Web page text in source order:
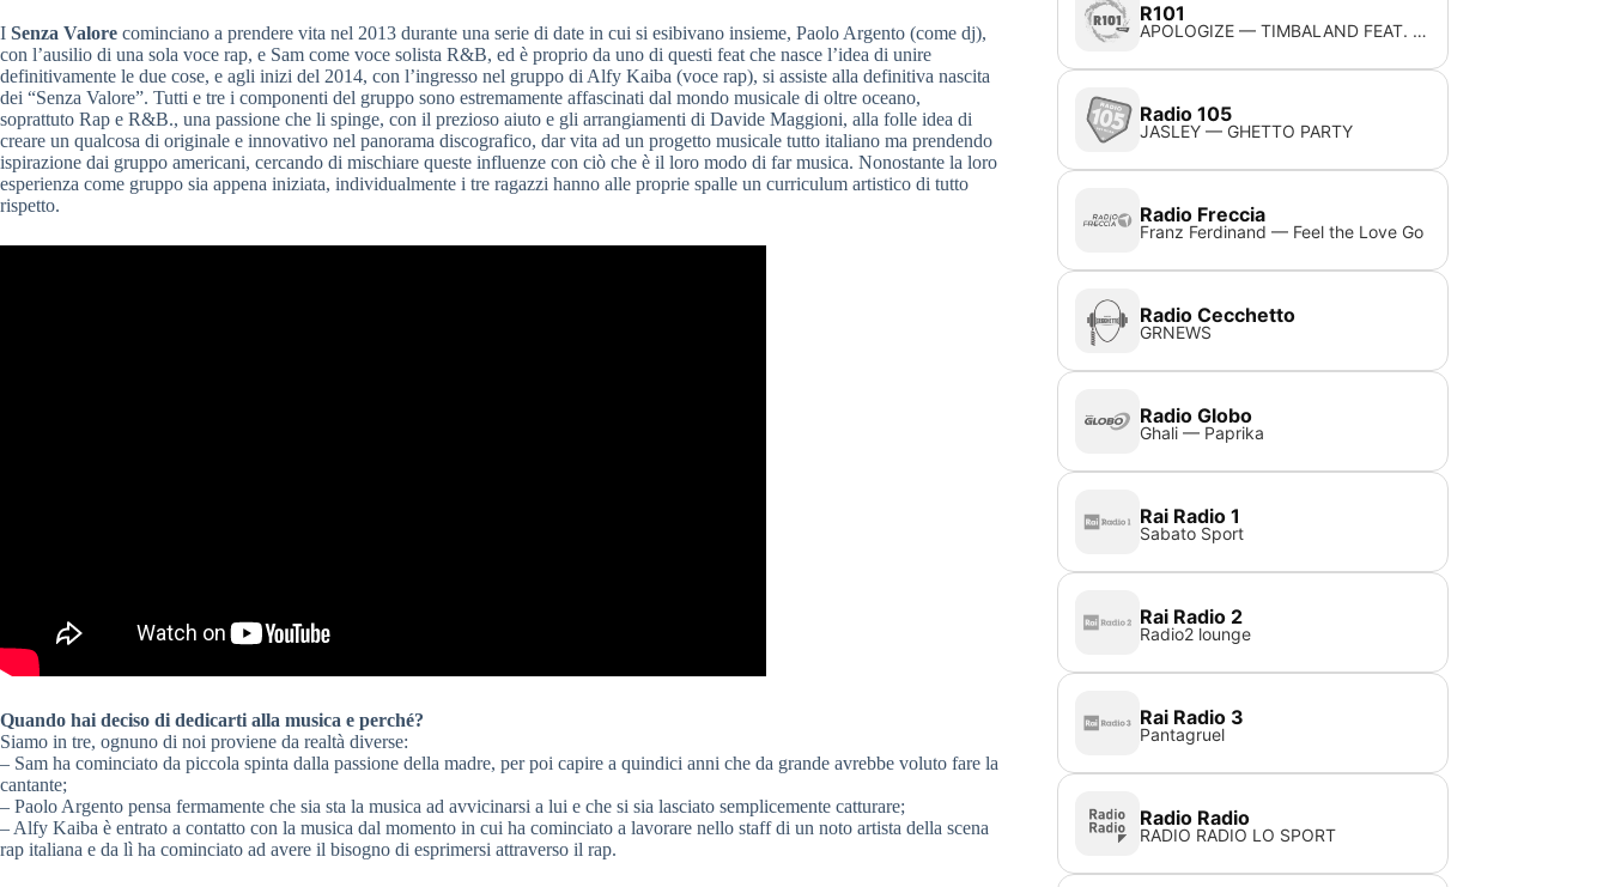
I Senza Valore cominciano a prendere vita nel 2013 durante una serie di date in cui si esibivano insieme, Paolo Argento (come dj),
con l’ausilio di una sola voce rap, e Sam come voce solista R&B, ed è proprio da uno di questi feat che nasce l’idea di unire
definitivamente le due cose, e agli inizi del 2014, con l’ingresso nel gruppo di Alfy Kaiba (voce rap), si assiste alla definitiva nascita
dei “Senza Valore”. Tutti e tre i componenti del gruppo sono estremamente affascinati dal mondo musicale di oltre oceano,
soprattuto Rap e R&B., una passione che li spinge, con il prezioso aiuto e gli arrangiamenti di Davide Maggioni, alla folle idea di
creare un qualcosa di originale e innovativo nel panorama discografico, dar vita ad un progetto musicale tutto italiano ma prendendo
ispirazione dai gruppo americani, cercando di mischiare queste influenze con ciò che è il loro modo di far musica. Nonostante la loro
esperienza come gruppo sia appena iniziata, individualmente i tre ragazzi hanno alle proprie spalle un curriculum artistico di tutto
rispetto.
Quando hai deciso di dedicarti alla musica e perché?
Siamo in tre, ognuno di noi proviene da realtà diverse:
– Sam ha cominciato da piccola spinta dalla passione della madre, per poi capire a quindici anni che da grande avrebbe voluto fare la
cantante;
– Paolo Argento pensa fermamente che sia sta la musica ad avvicinarsi a lui e che si sia lasciato semplicemente catturare;
– Alfy Kaiba è entrato a contatto con la musica dal momento in cui ha cominciato a lavorare nello staff di un noto artista della scena
rap italiana e da lì ha cominciato ad avere il bisogno di esprimersi attraverso il rap.
R101
APOLOGIZE — TIMBALAND FEAT. ONEREPUBLIC
Radio 105
JASLEY — GHETTO PARTY
Radio Freccia
Franz Ferdinand — Feel the Love Go
Radio Cecchetto
GRNEWS
Radio Globo
Ghali — Paprika
Rai Radio 1
Sabato Sport
Rai Radio 2
Radio2 lounge
Rai Radio 3
Pantagruel
Radio Radio
RADIO RADIO LO SPORT